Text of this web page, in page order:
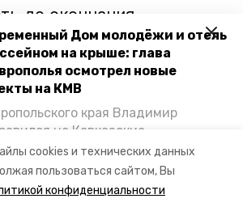
cookies и технических данных
пользоваться сайтом, Вы
конфиденциальности
Дом молодёжи и отель
на крыше: глава
осмотрел новые
на КМВ
края Владимир
на Кавказские
чтобы проинспектировать
в Кисловодске и
выслушать предложения о
до окончания
срока.
портал
района сообщал, что
и судебные приставы
рейдыпо